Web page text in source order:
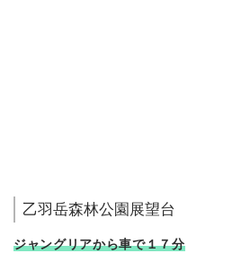
乙羽岳森林公園展望台
ジャングリアから車で１７分